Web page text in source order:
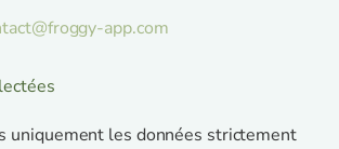
app.com
uniquement les données strictement